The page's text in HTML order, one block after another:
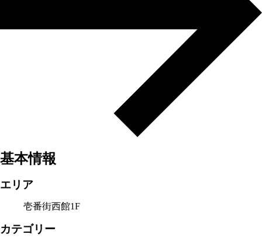
基本情報
エリア
壱番街西館1F
カテゴリー